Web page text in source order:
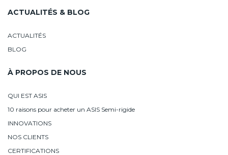
ACTUALITÉS & BLOG
ACTUALITÉS
BLOG
À PROPOS DE NOUS
QUI EST ASIS
10 raisons pour acheter un ASIS Semi-rigide
INNOVATIONS
NOS CLIENTS
CERTIFICATIONS